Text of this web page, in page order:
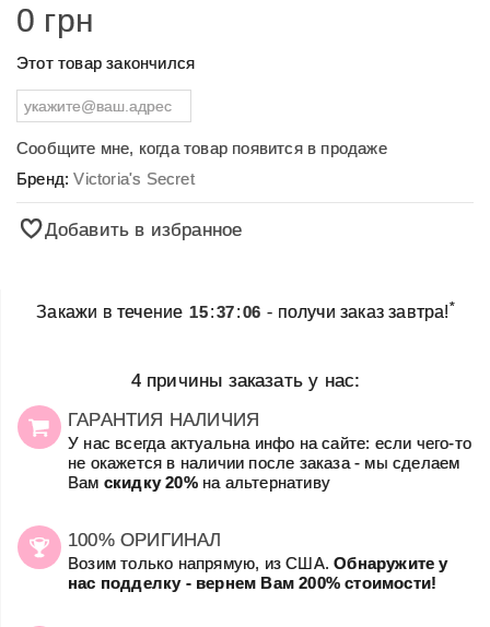
0 грн
Этот товар закончился
Сообщите мне, когда товар появится в продаже
Бренд:Victoria's Secret
Добавить в избранное
Закажи в течение 15:37:06 - получи заказ завтра!*
4 причины заказать у нас:
ГАРАНТИЯ НАЛИЧИЯ
У нас всегда актуальна инфо на сайте: если чего-то
не окажется в наличии после заказа - мы сделаем
Вам скидку 20%на альтернативу
100% ОРИГИНАЛ
Возим только напрямую, из США.Обнаружите у
нас подделку - вернем Вам 200% стоимости!